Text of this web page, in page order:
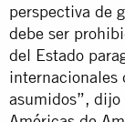
perspectiva de
debe ser
del Estado
internacionales
asumidos”,